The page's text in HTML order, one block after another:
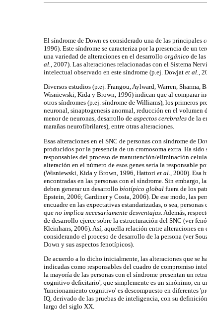
El síndrome de Down es considerado una de las principales
1996). Este síndrome se caracteriza por la presencia de un
una variedad de alteraciones en el desarrollo orgánico de
al., 2007). Las alteraciones relacionadas con el Sistema
intelectual observado en este síndrome (p.ej. Dowjat et al.,
Diversos estudios (p.ej. Frangou, Aylward, Warren, Sharma,
Wisniewski, Kida y Brown, 1996) indican que al comparar
otros síndromes (p.ej. síndrome de Williams), los primeros
neuronal, sinaptogenesis anormal, reducción en el
menor de neuronas, desarrollo de aspectos cerebrales de la
marañas neurofibrilares), entre otras alteraciones.
Esas alteraciones en el SNC de personas con síndrome de
producidos por la presencia de un cromosoma extra. Ha
responsables del proceso de manutención/eliminación
alteración en el número de esos genes sería la responsable
(Wisniewski, Kida y Brown, 1996, Hattori et al. , 2000). Esa
encontradas en las personas con el síndrome. Sin embargo,
deben generar un desarrollo biotípico global fuera de los
Epstein, 2006; Gardiner y Costa, 2006). De ese modo, las
encuadre en las expectativas estandarizadas, o sea,
que no implica necesariamente desventajas . Además,
de desarrollo ejerce sobre la estructuración del SNC (ver
Kleinhans, 2006). Así, aquella relación entre alteraciones
considerando el proceso de desarrollo de la persona (ver
Down y sus aspectos fenotípicos).
De acuerdo a lo dicho inicialmente, las alteraciones que se
indicadas como responsables del cuadro de compromiso
la mayoría de las personas con el síndrome presentan un
cognitivo deficitario', que simplemente es un sinónimo, en
'funcionamiento cognitivo' es descompuesto en diferentes
IQ, derivado de las pruebas de inteligencia, con su
largo del siglo XX.